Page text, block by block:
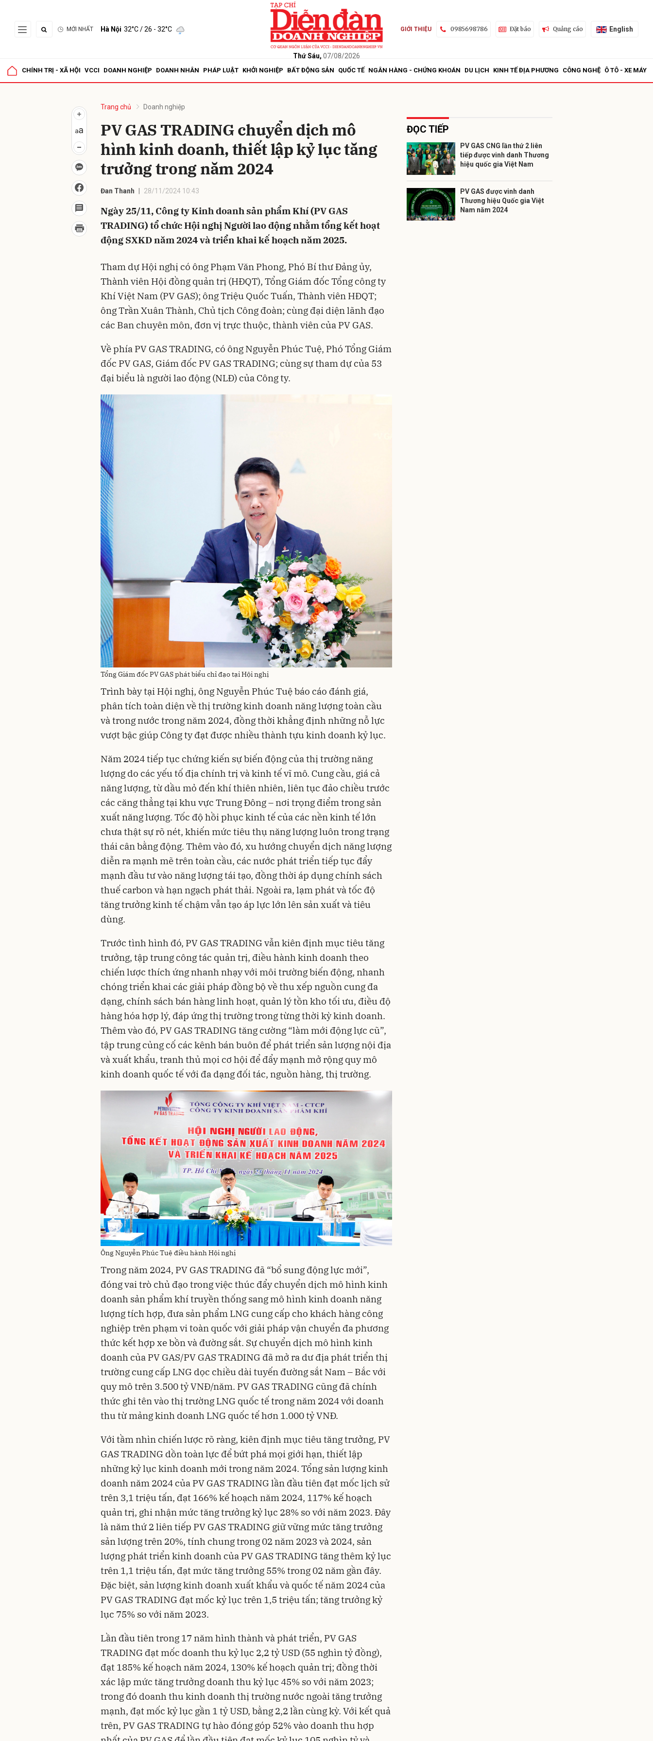
MỚI NHẤT Hà Nội 32°C/ 26 - 32°C
Thứ Sáu, 07/08/2026
GIỚI THIỆU 0985698786 Đặt báo Quảng cáo English
CHÍNH TRỊ - XÃ HỘI VCCI DOANH NGHIỆP DOANH NHÂN PHÁP LUẬT KHỞI NGHIỆP BẤT ĐỘNG SẢN QUỐC TẾ NGÂN HÀNG - CHỨNG KHOÁN DU LỊCH KINH TẾ ĐỊA PHƯƠNG CÔNG NGHỆ Ô TÔ - XE MÁY
Trang chủ Doanh nghiệp
PV GAS TRADING chuyển dịch mô
hình kinh doanh, thiết lập kỷ lục tăng
trưởng trong năm 2024
Đan Thanh 28/11/2024 10:43
Ngày 25/11, Công ty Kinh doanh sản phẩm Khí (PV GAS
TRADING) tổ chức Hội nghị Người lao động nhằm tổng kết hoạt
động SXKD năm 2024 và triển khai kế hoạch năm 2025.
Tham dự Hội nghị có ông Phạm Văn Phong, Phó Bí thư Đảng ủy,
Thành viên Hội đồng quản trị (HĐQT), Tổng Giám đốc Tổng công ty
Khí Việt Nam (PV GAS); ông Triệu Quốc Tuấn, Thành viên HĐQT;
ông Trần Xuân Thành, Chủ tịch Công đoàn; cùng đại diện lãnh đạo
các Ban chuyên môn, đơn vị trực thuộc, thành viên của PV GAS.
Về phía PV GAS TRADING, có ông Nguyễn Phúc Tuệ, Phó Tổng Giám
đốc PV GAS, Giám đốc PV GAS TRADING; cùng sự tham dự của 53
đại biểu là người lao động (NLĐ) của Công ty.
Tổng Giám đốc PV GAS phát biểu chỉ đạo tại Hội nghị
Trình bày tại Hội nghị, ông Nguyễn Phúc Tuệ báo cáo đánh giá,
phân tích toàn diện về thị trường kinh doanh năng lượng toàn cầu
và trong nước trong năm 2024, đồng thời khẳng định những nỗ lực
vượt bậc giúp Công ty đạt được nhiều thành tựu kinh doanh kỷ lục.
Năm 2024 tiếp tục chứng kiến sự biến động của thị trường năng
lượng do các yếu tố địa chính trị và kinh tế vĩ mô. Cung cầu, giá cả
năng lượng, từ dầu mỏ đến khí thiên nhiên, liên tục đảo chiều trước
các căng thẳng tại khu vực Trung Đông – nơi trọng điểm trong sản
xuất năng lượng. Tốc độ hồi phục kinh tế của các nền kinh tế lớn
chưa thật sự rõ nét, khiến mức tiêu thụ năng lượng luôn trong trạng
thái cân bằng động. Thêm vào đó, xu hướng chuyển dịch năng lượng
diễn ra mạnh mẽ trên toàn cầu, các nước phát triển tiếp tục đẩy
mạnh đầu tư vào năng lượng tái tạo, đồng thời áp dụng chính sách
thuế carbon và hạn ngạch phát thải. Ngoài ra, lạm phát và tốc độ
tăng trưởng kinh tế chậm vẫn tạo áp lực lớn lên sản xuất và tiêu
dùng.
Trước tình hình đó, PV GAS TRADING vẫn kiên định mục tiêu tăng
trưởng, tập trung công tác quản trị, điều hành kinh doanh theo
chiến lược thích ứng nhanh nhạy với môi trường biến động, nhanh
chóng triển khai các giải pháp đồng bộ về thu xếp nguồn cung đa
dạng, chính sách bán hàng linh hoạt, quản lý tồn kho tối ưu, điều độ
hàng hóa hợp lý, đáp ứng thị trường trong từng thời kỳ kinh doanh.
Thêm vào đó, PV GAS TRADING tăng cường “làm mới động lực cũ”,
tập trung củng cố các kênh bán buôn để phát triển sản lượng nội địa
và xuất khẩu, tranh thủ mọi cơ hội để đẩy mạnh mở rộng quy mô
kinh doanh quốc tế với đa dạng đối tác, nguồn hàng, thị trường.
Ông Nguyễn Phúc Tuệ điều hành Hội nghị
Trong năm 2024, PV GAS TRADING đã “bổ sung động lực mới”,
đóng vai trò chủ đạo trong việc thúc đẩy chuyển dịch mô hình kinh
doanh sản phẩm khí truyền thống sang mô hình kinh doanh năng
lượng tích hợp, đưa sản phẩm LNG cung cấp cho khách hàng công
nghiệp trên phạm vi toàn quốc với giải pháp vận chuyển đa phương
thức kết hợp xe bồn và đường sắt. Sự chuyển dịch mô hình kinh
doanh của PV GAS/PV GAS TRADING đã mở ra dư địa phát triển thị
trường cung cấp LNG dọc chiều dài tuyến đường sắt Nam – Bắc với
quy mô trên 3.500 tỷ VNĐ/năm. PV GAS TRADING cũng đã chính
thức ghi tên vào thị trường LNG quốc tế trong năm 2024 với doanh
thu từ mảng kinh doanh LNG quốc tế hơn 1.000 tỷ VNĐ.
Với tầm nhìn chiến lược rõ ràng, kiên định mục tiêu tăng trưởng, PV
GAS TRADING dồn toàn lực để bứt phá mọi giới hạn, thiết lập
những kỷ lục kinh doanh mới trong năm 2024. Tổng sản lượng kinh
doanh năm 2024 của PV GAS TRADING lần đầu tiên đạt mốc lịch sử
trên 3,1 triệu tấn, đạt 166% kế hoạch năm 2024, 117% kế hoạch
quản trị, ghi nhận mức tăng trưởng kỷ lục 28% so với năm 2023. Đây
là năm thứ 2 liên tiếp PV GAS TRADING giữ vững mức tăng trưởng
sản lượng trên 20%, tính chung trong 02 năm 2023 và 2024, sản
lượng phát triển kinh doanh của PV GAS TRADING tăng thêm kỷ lục
trên 1,1 triệu tấn, đạt mức tăng trưởng 55% trong 02 năm gần đây.
Đặc biệt, sản lượng kinh doanh xuất khẩu và quốc tế năm 2024 của
PV GAS TRADING đạt mốc kỷ lục trên 1,5 triệu tấn; tăng trưởng kỷ
lục 75% so với năm 2023.
Lần đầu tiên trong 17 năm hình thành và phát triển, PV GAS
TRADING đạt mốc doanh thu kỷ lục 2,2 tỷ USD (55 nghìn tỷ đồng),
đạt 185% kế hoạch năm 2024, 130% kế hoạch quản trị; đồng thời
xác lập mức tăng trưởng doanh thu kỷ lục 45% so với năm 2023;
trong đó doanh thu kinh doanh thị trường nước ngoài tăng trưởng
mạnh, đạt mốc kỷ lục gần 1 tỷ USD, bằng 2,2 lần cùng kỳ. Với kết quả
trên, PV GAS TRADING tự hào đóng góp 52% vào doanh thu hợp
ĐỌC TIẾP
PV GAS CNG lần thứ 2 liên
tiếp được vinh danh Thương
hiệu quốc gia Việt Nam
PV GAS được vinh danh
Thương hiệu Quốc gia Việt
Nam năm 2024
Gửi